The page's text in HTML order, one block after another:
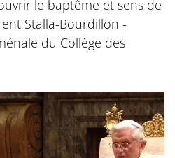
le baptême et sens de
Stalla-Bourdillon -
du Collège des